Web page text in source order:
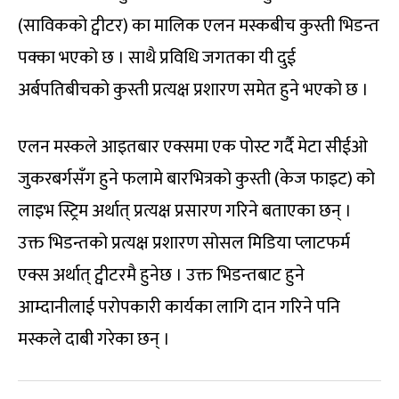
(साविकको ट्वीटर) का मालिक एलन मस्कबीच कुस्ती भिडन्त
पक्का भएको छ । साथै प्रविधि जगतका यी दुई
अर्बपतिबीचको कुस्ती प्रत्यक्ष प्रशारण समेत हुने भएको छ ।
एलन मस्कले आइतबार एक्समा एक पोस्ट गर्दै मेटा सीईओ
जुकरबर्गसँग हुने फलामे बारभित्रको कुस्ती (केज फाइट) को
लाइभ स्ट्रिम अर्थात् प्रत्यक्ष प्रसारण गरिने बताएका छन् ।
उक्त भिडन्तको प्रत्यक्ष प्रशारण सोसल मिडिया प्लाटफर्म
एक्स अर्थात् ट्वीटरमै हुनेछ । उक्त भिडन्तबाट हुने
आम्दानीलाई परोपकारी कार्यका लागि दान गरिने पनि
मस्कले दाबी गरेका छन् ।